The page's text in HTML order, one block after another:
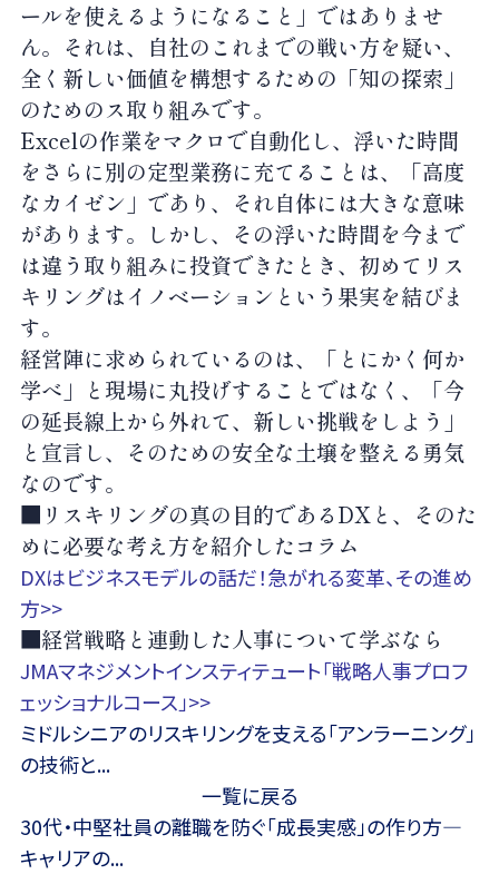
ールを使えるようになること」ではありませ
ん。それは、自社のこれまでの戦い方を疑い、
全く新しい価値を構想するための「知の探索」
のためのス取り組みです。
Excelの作業をマクロで自動化し、浮いた時間
をさらに別の定型業務に充てることは、「高度
なカイゼン」であり、それ自体には大きな意味
があります。しかし、その浮いた時間を今まで
は違う取り組みに投資できたとき、初めてリス
キリングはイノベーションという果実を結びま
す。
経営陣に求められているのは、「とにかく何か
学べ」と現場に丸投げすることではなく、「今
の延長線上から外れて、新しい挑戦をしよう」
と宣言し、そのための安全な土壌を整える勇気
なのです。
■リスキリングの真の目的であるDXと、そのた
めに必要な考え方を紹介したコラム
DXはビジネスモデルの話だ！急がれる変革、その進め
方>>
■経営戦略と連動した人事について学ぶなら
JMAマネジメントインスティテュート「戦略人事プロフ
ェッショナルコース」>>
ミドルシニアのリスキリングを支える「アンラーニング」
の技術と...
一覧に戻る
30代・中堅社員の離職を防ぐ「成長実感」の作り方—
キャリアの...